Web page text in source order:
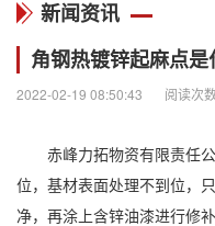
新闻资讯
角钢热镀锌起麻点
2022-02-19 08:50:43 阅读次
赤峰力拓物资有限责任公
位，基材表面处理不到位，
净，再涂上含锌油漆进行修补